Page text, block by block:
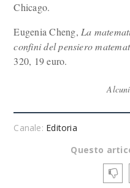
Chicago.
Eugenia Cheng, La
confini del pensiero
320, 19 euro.
Canale: Editoria
Questo